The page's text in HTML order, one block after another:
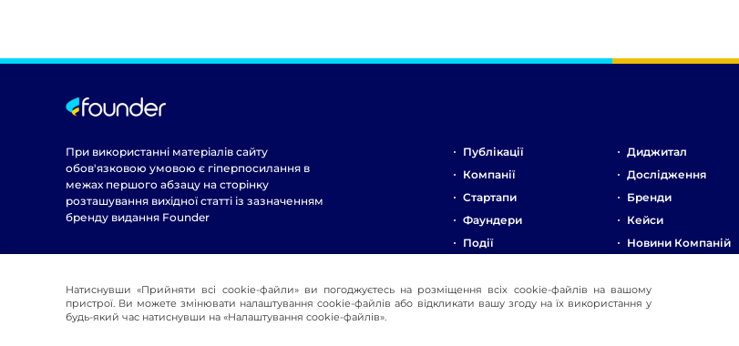
При використанні матеріалів сайту
обов'язковою умовою є гіперпосилання в
межах першого абзацу на сторінку
розташування вихідної статті із зазначенням
бренду видання Founder
Публікації
Компанії
Стартапи
Фаундери
Події
Диджитал
Дослідження
Бренди
Кейси
Новини Компаній
Стартапи
© 2016-2026 Founder
Натиснувши «Прийняти всі cookie-файли» ви погоджуєтесь на розміщення всіх cookie-файлів на вашому
пристрої. Ви можете змінювати налаштування cookie-файлів або відкликати вашу згоду на їх використання у
будь-який час натиснувши на «Налаштування cookie-файлів».